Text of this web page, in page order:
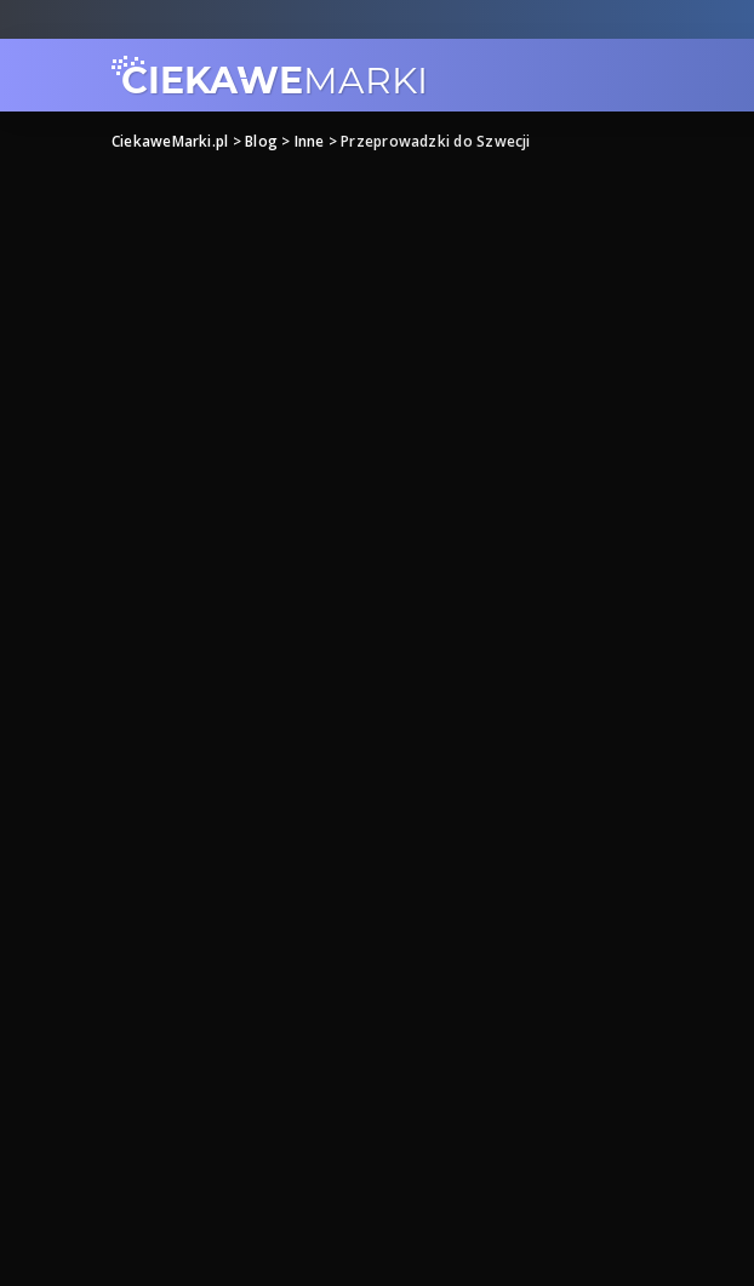
CiekaweMarki.pl >Blog> Inne >Przeprowadzki do Szwecji